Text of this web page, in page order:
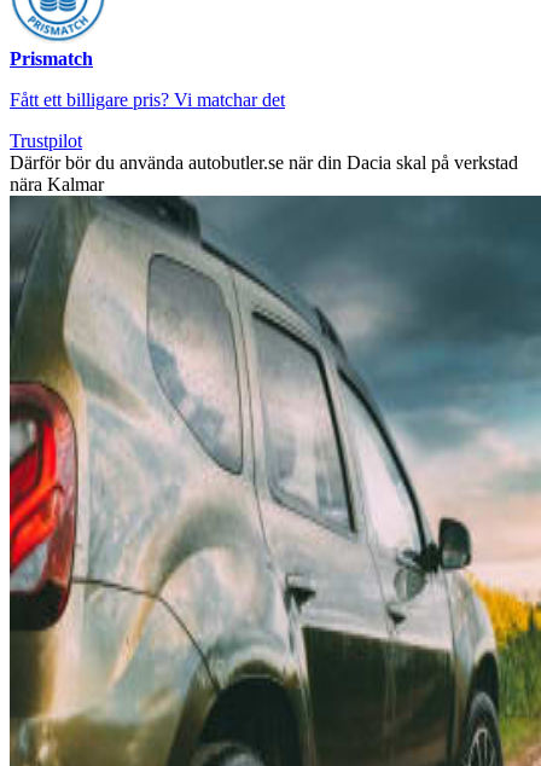
Prismatch
Fått ett billigare pris? Vi matchar det
Trustpilot
Därför bör du använda autobutler.se när din Dacia skal på verkstad
nära Kalmar